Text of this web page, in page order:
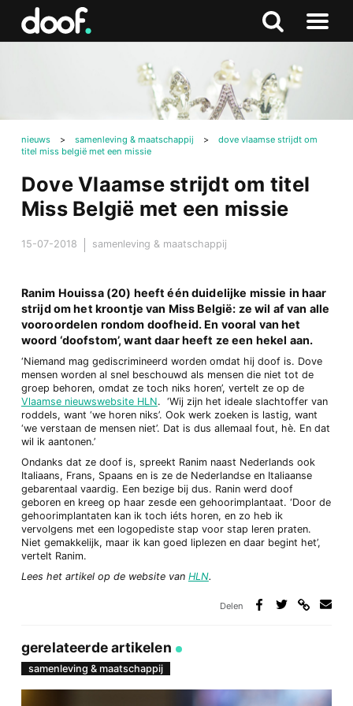
Zoeken
Naar
nieuws > samenleving & maatschappij >
dove vlaamse strijdt om
titel miss belgië met een missie
Dove Vlaamse strijdt om titel
Miss België met een missie
15-07-2018 samenleving & maatschappij
Ranim Houissa (20) heeft één duidelijke missie in haar
strijd om het kroontje van Miss België: ze wil af van alle
vooroordelen rondom doofheid. En vooral van het
woord ‘doofstom’, want daar heeft ze een hekel aan.
‘Niemand mag gediscrimineerd worden omdat hij doof is. Dove
mensen worden al snel beschouwd als mensen die niet tot de
groep behoren, omdat ze toch niks horen’, vertelt ze op de
Vlaamse nieuwswebsite HLN. ‘Wij zijn het ideale slachtoffer van
roddels, want ‘we horen niks’. Ook werk zoeken is lastig, want
‘we verstaan de mensen niet’. Dat is dus allemaal fout, hè. En dat
wil ik aantonen.’
Ondanks dat ze doof is, spreekt Ranim naast Nederlands ook
Italiaans, Frans, Spaans en is ze de Nederlandse en Italiaanse
gebarentaal vaardig. Een bezige bij dus. Ranin werd doof
geboren en kreeg op haar zesde een gehoorimplantaat. ‘Door de
gehoorimplantaten kan ik toch iéts horen, en zo heb ik
vervolgens met een logopediste stap voor stap leren praten.
Niet gemakkelijk, maar ik kan goed liplezen en daar begint het’,
vertelt Ranim.
Lees het artikel op de website van HLN.
Delen
gerelateerde artikelen
samenleving & maatschappij
Doof.nl
Zoeken